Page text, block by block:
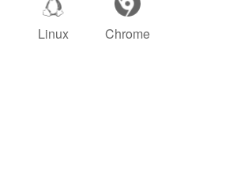
Linux Chrome